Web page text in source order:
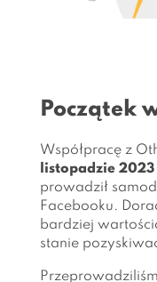
Początek
Współpracę z
listopadzie
prowadził
Facebooku.
bardziej
stanie